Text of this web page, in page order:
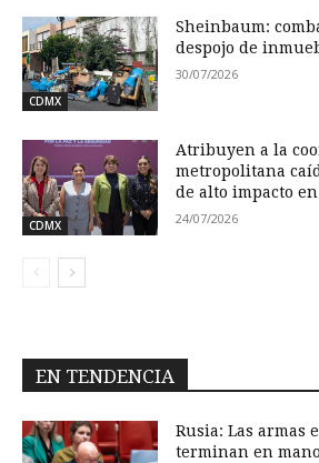
CDMX
Sheinbaum:
despojo de
30/07/2026
CDMX
Atribuyen a la
metropolitana
de alto impacto en
24/07/2026
EN TENDENCIA
Rusia: Las armas
terminan en